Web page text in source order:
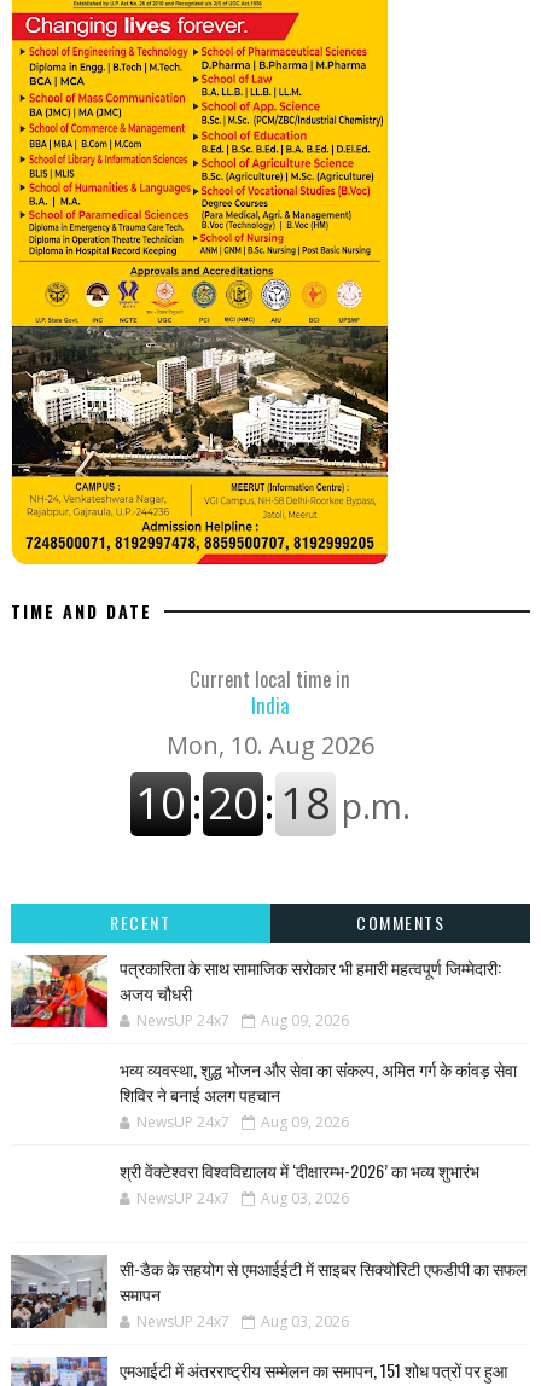
TIME AND DATE
Current local time in
India
RECENT
COMMENTS
पत्रकारिता के साथ सामाजिक सरोकार भी हमारी महत्वपूर्ण जिम्मेदारी:
अजय चौधरी
NewsUP 24x7 Aug 09, 2026
भव्य व्यवस्था, शुद्ध भोजन और सेवा का संकल्प, अमित गर्ग के कांवड़ सेवा
शिविर ने बनाई अलग पहचान
NewsUP 24x7 Aug 09, 2026
श्री वेंक्टेश्वरा विश्वविद्यालय में ‘दीक्षारम्भ-2026’ का भव्य शुभारंभ
NewsUP 24x7 Aug 03, 2026
सी-डैक के सहयोग से एमआईईटी में साइबर सिक्योरिटी एफडीपी का सफल
समापन
NewsUP 24x7 Aug 03, 2026
एमआईटी में अंतरराष्ट्रीय सम्मेलन का समापन, 151 शोध पत्रों पर हुआ